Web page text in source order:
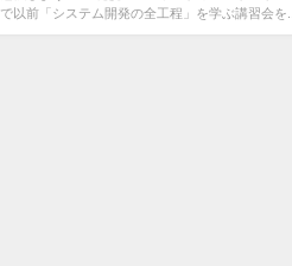
で以前「システム開発の全工程」を学ぶ講習会を...